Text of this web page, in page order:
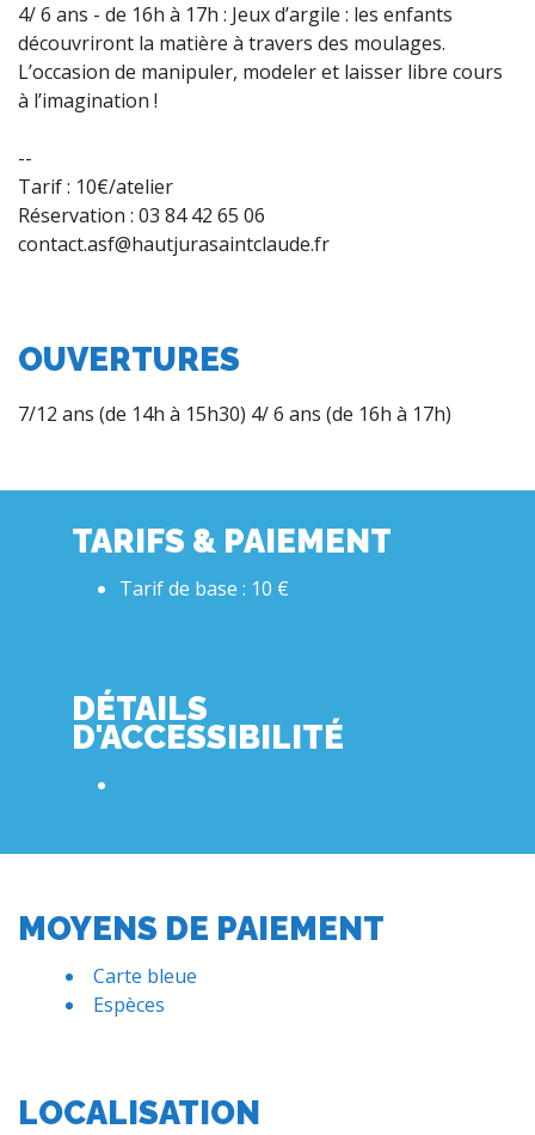
4/ 6 ans - de 16h à 17h : Jeux d’argile : les enfants
découvriront la matière à travers des moulages.
L’occasion de manipuler, modeler et laisser libre cours
à l’imagination !
--
Tarif : 10€/atelier
Réservation : 03 84 42 65 06
contact.asf@hautjurasaintclaude.fr
OUVERTURES
7/12 ans (de 14h à 15h30) 4/ 6 ans (de 16h à 17h)
TARIFS & PAIEMENT
Tarif de base : 10 €
DÉTAILS
D'ACCESSIBILITÉ
MOYENS DE PAIEMENT
Carte bleue
Espèces
LOCALISATION